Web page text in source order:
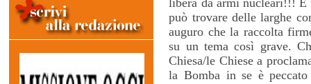
può trovare delle larghe
auguro che la raccolta
su un tema così grave.
Chiesa/le Chiese a
la Bomba in se è